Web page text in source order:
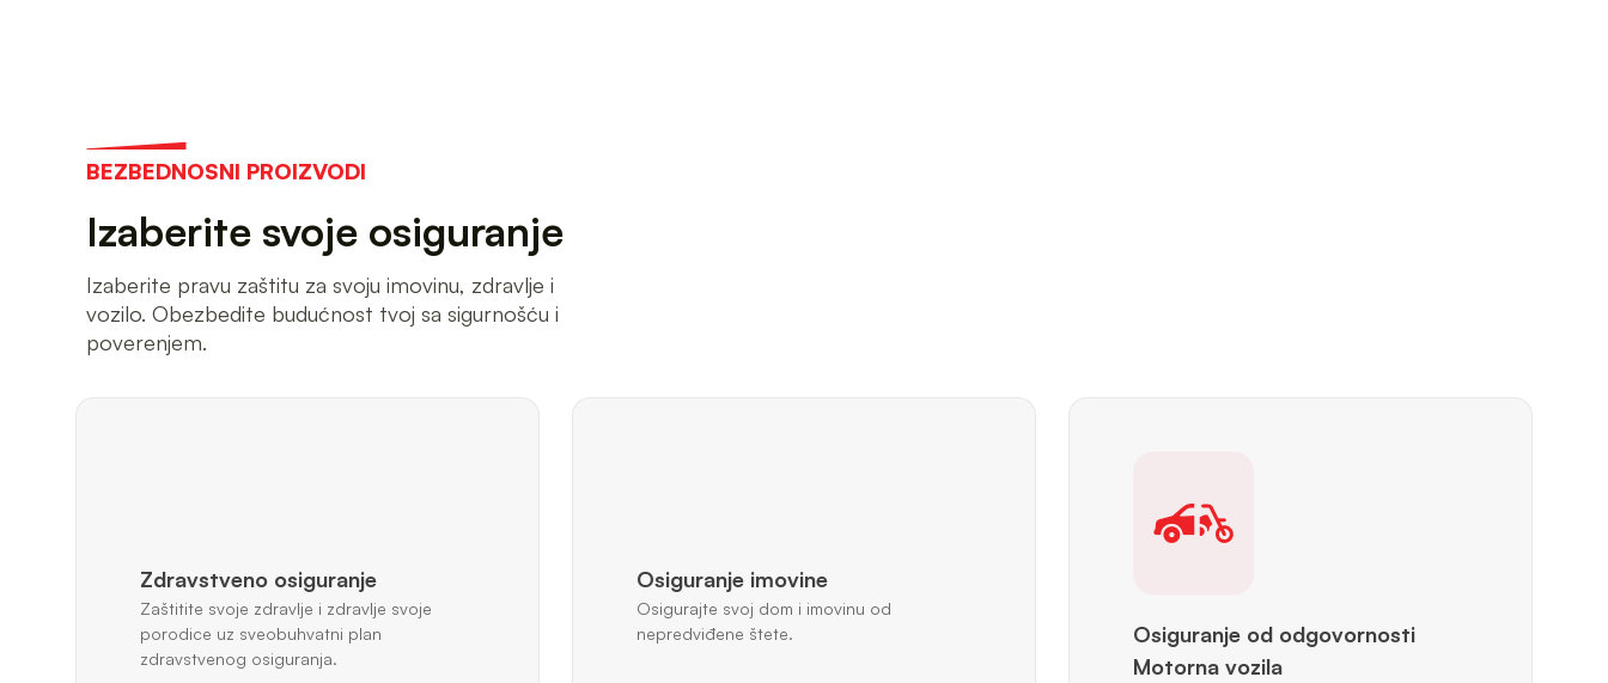
BEZBEDNOSNI PROIZVODI
Izaberite svoje osiguranje
Izaberite pravu zaštitu za svoju imovinu, zdravlje i
vozilo. Obezbedite budućnost tvoj sa sigurnošću i
poverenjem.
Zdravstveno osiguranje
Zaštitite svoje zdravlje i zdravlje svoje
porodice uz sveobuhvatni plan
zdravstvenog osiguranja.
Osiguranje imovine
Osigurajte svoj dom i imovinu od
nepredviđene štete.
Osiguranje od odgovornosti
Motorna vozila